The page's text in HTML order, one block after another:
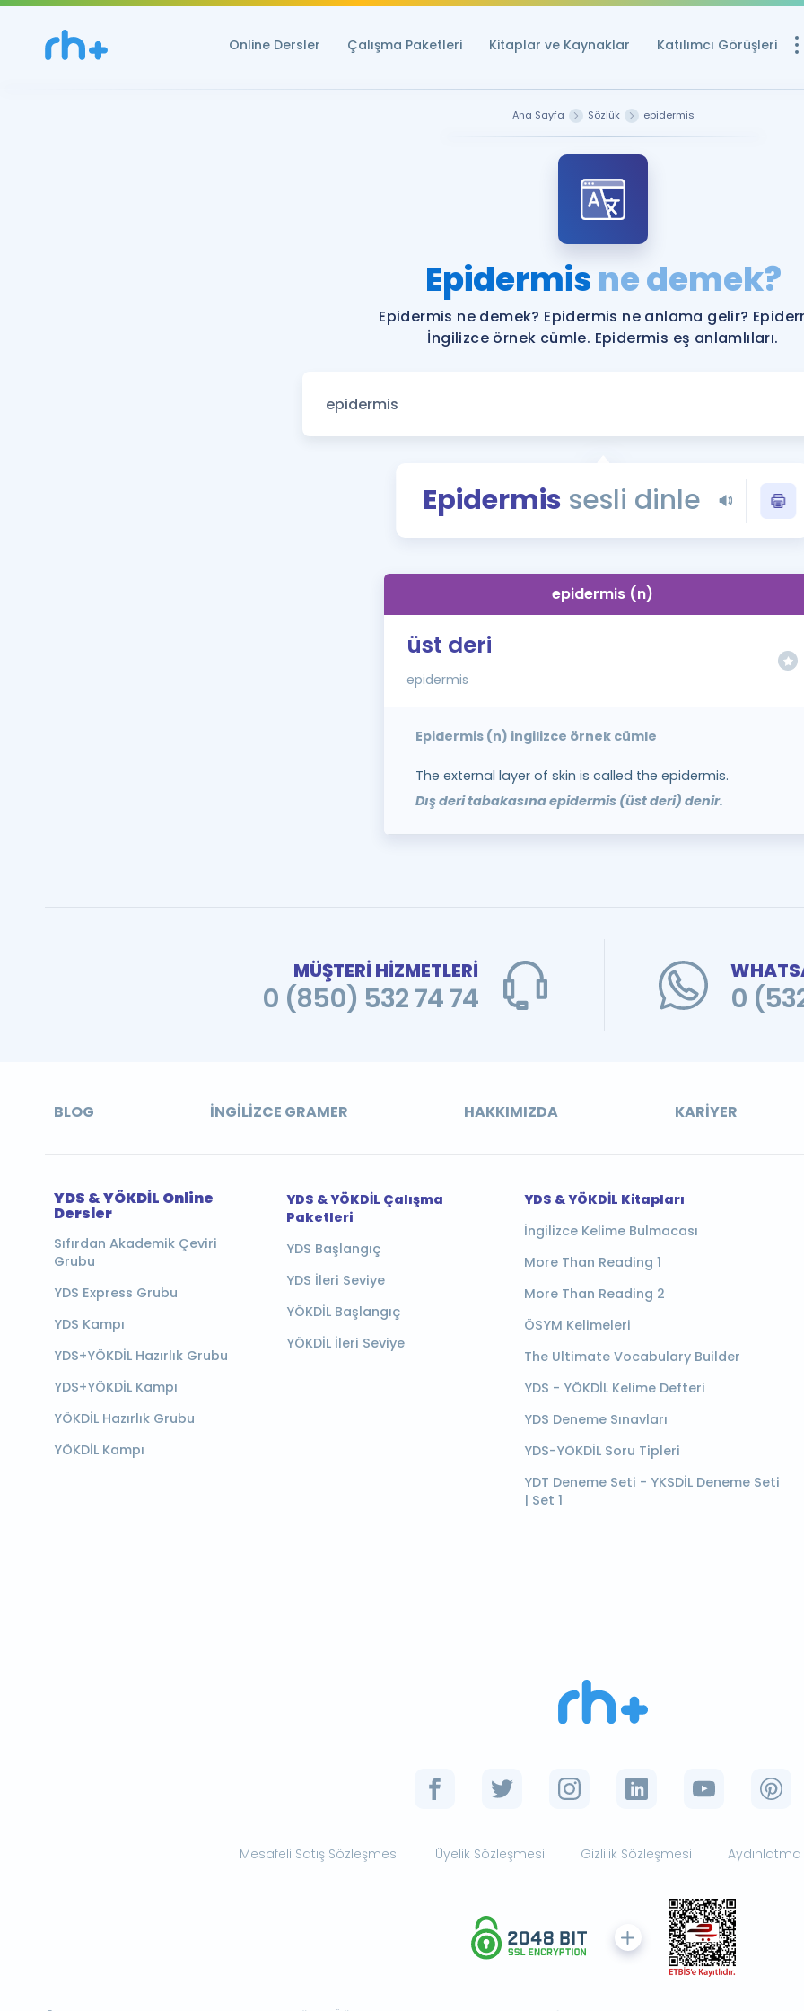
Online Dersler Çalışma Paketleri Kitaplar ve Kaynaklar Katılımcı Görüşleri
YDS ve YÖKDİL
YDS ve YÖKDİL'e
Tüm ÖSYM
YDS - YÖKDİL
İngilizce Gramer
Ana Sayfa Sözlük epidermis
Epidermisne demek?
Epidermis ne demek? Epidermis ne anlama gelir?
İngilizce örnek cümle. Epidermis eş anlamlıları.
Epidermis sesli dinle
epidermis (n)
üst deri
epidermis
Epidermis (n) ingilizce örnek cümle
The external layer of skin is called the epidermis.
Dış deri tabakasına epidermis (üst deri) denir.
MÜŞTERİ HİZMETLERİ
0 (850) 532 74 74 0
BLOG İNGILIZCE GRAMER HAKKIMIZDA KARIYER
YDS & YÖKDİL Online
Dersler
Sıfırdan Akademik Çeviri
Grubu
YDS Express Grubu
YDS Kampı
YDS+YÖKDİL Hazırlık Grubu
YDS+YÖKDİL Kampı
YÖKDİL Hazırlık Grubu
YÖKDİL Kampı
YDS & YÖKDİL Çalışma
Paketleri
YDS Başlangıç
YDS İleri Seviye
YÖKDİL Başlangıç
YÖKDİL İleri Seviye
YDS & YÖKDİL Kitapları
İngilizce Kelime Bulmacası
More Than Reading 1
More Than Reading 2
ÖSYM Kelimeleri
The Ultimate Vocabulary Builder
YDS - YÖKDİL Kelime Defteri
YDS Deneme Sınavları
YDS-YÖKDİL Soru Tipleri
YDT Deneme Seti - YKSDİL Deneme Seti
| Set 1
Mesafeli Satış Sözleşmesi Üyelik Sözleşmesi Gizlilik Sözleşmesi